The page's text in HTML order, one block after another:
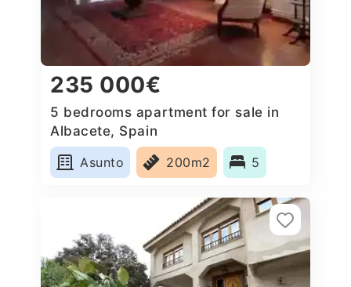
235 000€
5 bedrooms apartment for sale in
Albacete, Spain
Asunto
200m2 5